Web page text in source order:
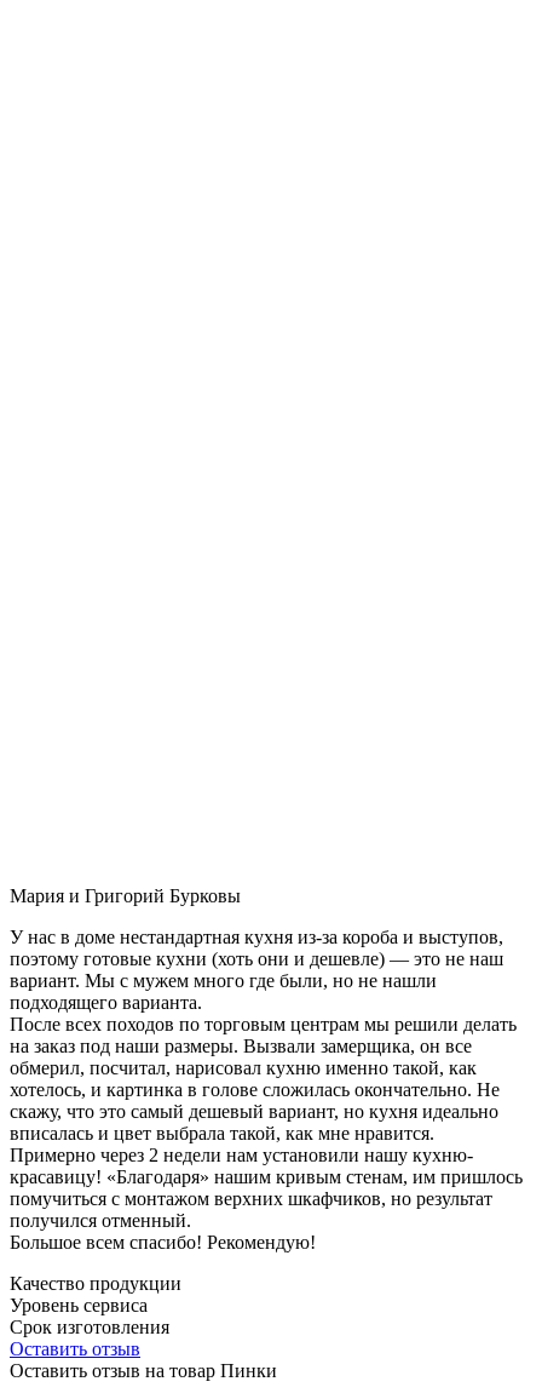
Мария и Григорий Бурковы
У нас в доме нестандартная кухня из-за короба и выступов,
поэтому готовые кухни (хоть они и дешевле) — это не наш
вариант. Мы с мужем много где были, но не нашли
подходящего варианта.
После всех походов по торговым центрам мы решили делать
на заказ под наши размеры. Вызвали замерщика, он все
обмерил, посчитал, нарисовал кухню именно такой, как
хотелось, и картинка в голове сложилась окончательно. Не
скажу, что это самый дешевый вариант, но кухня идеально
вписалась и цвет выбрала такой, как мне нравится.
Примерно через 2 недели нам установили нашу кухню-
красавицу! «Благодаря» нашим кривым стенам, им пришлось
помучиться с монтажом верхних шкафчиков, но результат
получился отменный.
Большое всем спасибо! Рекомендую!
Качество продукции
Уровень сервиса
Срок изготовления
Оставить отзыв
Оставить отзыв на товар Пинки